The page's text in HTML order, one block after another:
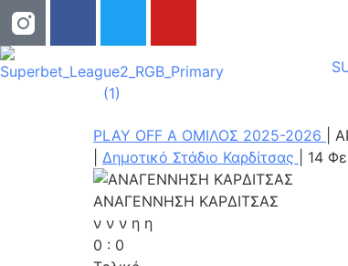
PLAY OFF A ΟΜΙΛΟΣ 2025-2026
Δημοτικό Στάδιο Καρδίτσας 14
ΑΝΑΓΕΝΝΗΣΗ ΚΑΡΔΙΤΣΑΣ
ν ν ν η η
0 : 0